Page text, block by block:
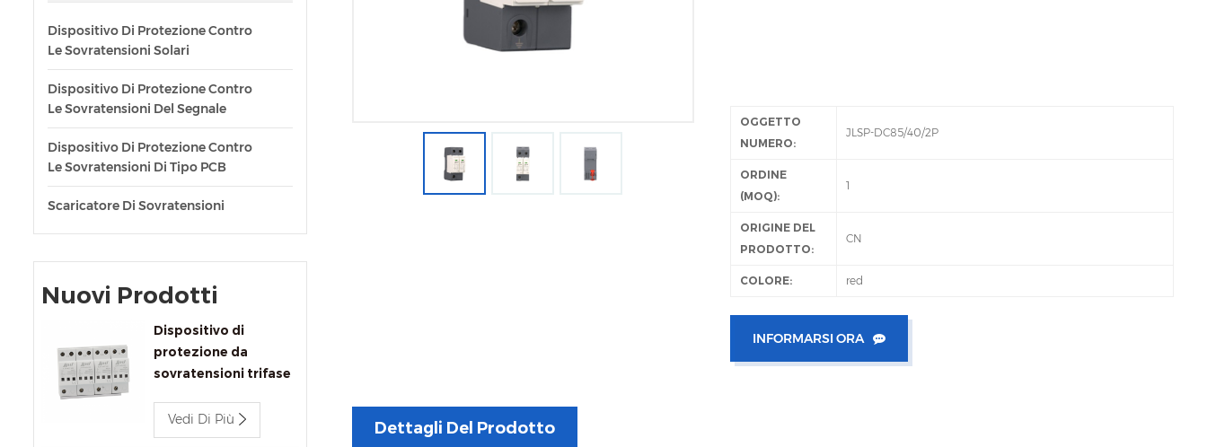
Dispositivo Di Protezione Contro
Le Sovratensioni Solari
Dispositivo Di Protezione Contro
Le Sovratensioni Del Segnale
Dispositivo Di Protezione Contro
Le Sovratensioni Di Tipo PCB
Scaricatore Di Sovratensioni
Nuovi Prodotti
Dispositivo di
protezione da
sovratensioni trifase
400/100/4P 400V
100kA
Vedi Di Più
OGGETTO
NUMERO:
JLSP-DC85/40/2P
ORDINE
(MOQ):
1
ORIGINE DEL
PRODOTTO:
CN
COLORE: red
INFORMARSI ORA
Dettagli Del Prodotto